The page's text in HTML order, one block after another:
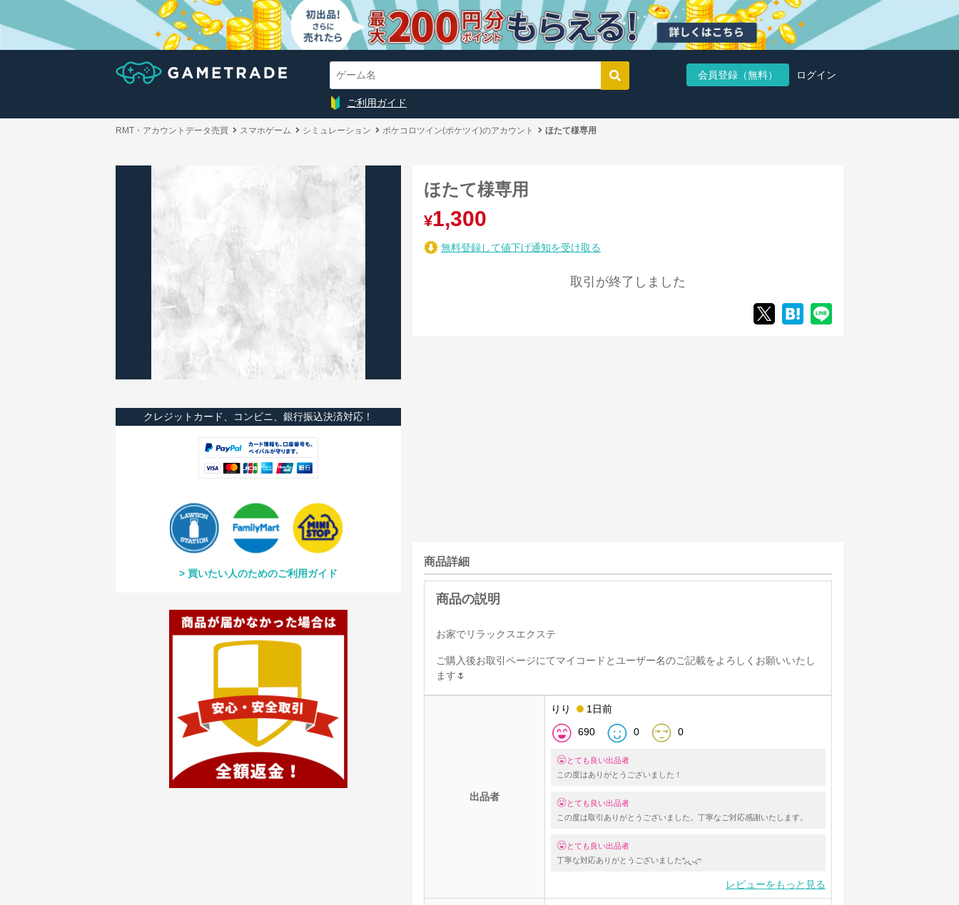
会員登録（無料） ログイン
ご利用ガイド
RMT・アカウントデータ売買 スマホゲーム シミュレーション ポケコロツイン(ポケツイ)のアカウント ほたて様専用
クレジットカード、コンビニ、銀行振込決済対応！
買いたい人のためのご利用ガイド
ほたて様専用
¥1,300
無料登録して値下げ通知を受け取る
取引が終了しました
商品詳細
お家でリラックスエクステ
ご購入後お取引ページにてマイコードとユーザー名のご記載をよろしくお願いいたし
ます🌷
出品者
りり 1日前
690 0 0
とても良い出品者
この度はありがとうございました！
とても良い出品者
この度は取引ありがとうございました。丁寧なご対応感謝いたします。
とても良い出品者
丁寧な対応ありがとうございました*͈ᴗ͈ˬᴗ͈ෆ
レビューをもっと見る